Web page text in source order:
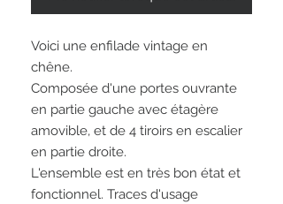
Voici une enfilade vintage en
chêne.
Composée d'une portes ouvrante
en partie gauche avec étagère
amovible, et de 4 tiroirs en escalier
en partie droite.
L'ensemble est en très bon état et
fonctionnel. Traces d'usage